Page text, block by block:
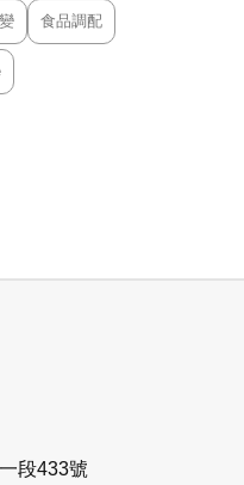
食品調配
段433號